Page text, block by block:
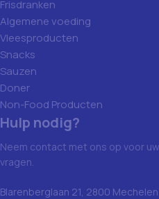
Frisdranken
Algemene voeding
Vleesproducten
Snacks
Sauzen
Doner
Non-Food Producten
Hulp nodig?
Neem contact met ons op voor
vragen.
Blarenberglaan 21, 2800 Mechelen